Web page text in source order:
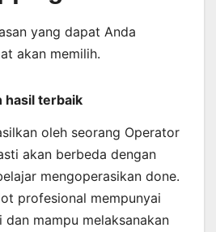
yang dapat Anda
akan memilih.
hasil terbaik
oleh seorang Operator
akan berbeda dengan
mengoperasikan done.
profesional mempunyai
mampu melaksanakan